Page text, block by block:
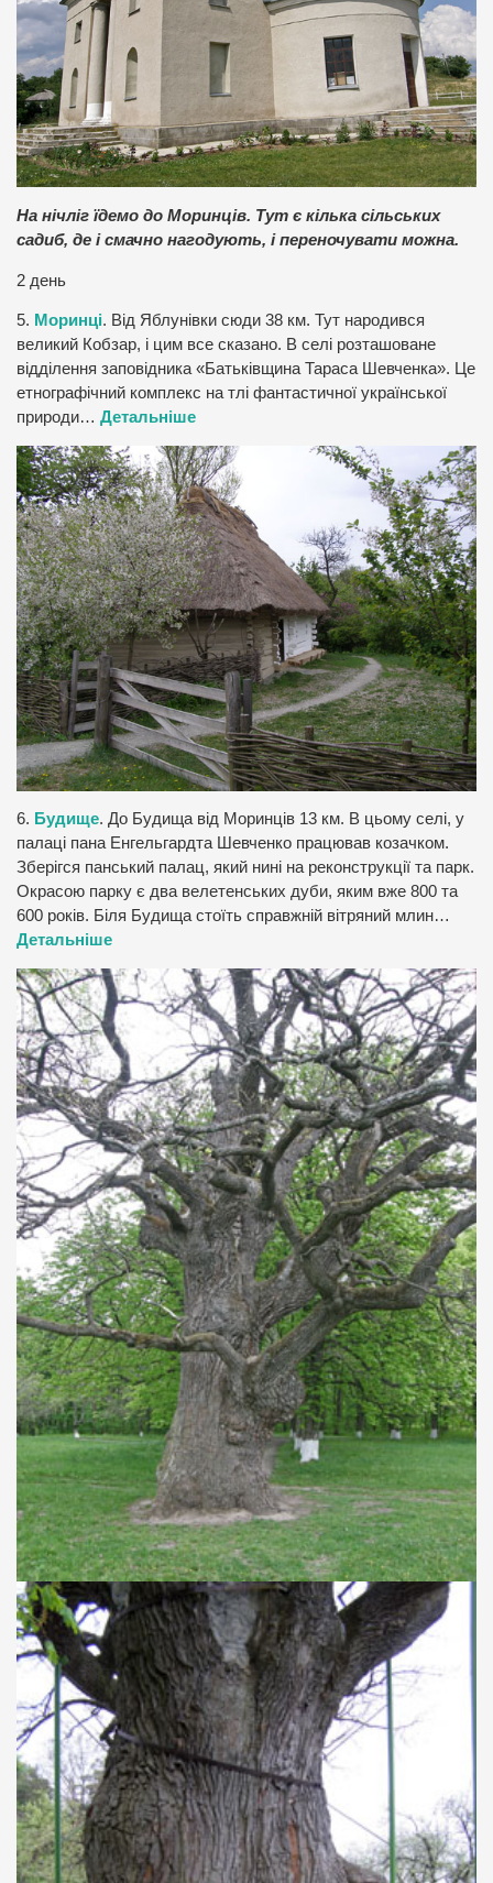
На нічліг їдемо до Моринців. Тут є кілька сільських
садиб, де і смачно нагодують, і переночувати можна.
2 день
5. Моринці. Від Яблунівки сюди 38 км. Тут народився
великий Кобзар, і цим все сказано. В селі розташоване
відділення заповідника «Батьківщина Тараса Шевченка». Це
етнографічний комплекс на тлі фантастичної української
природи… Детальніше
6. Будище. До Будища від Моринців 13 км. В цьому селі, у
палаці пана Енгельгардта Шевченко працював козачком.
Зберігся панський палац, який нині на реконструкції та парк.
Окрасою парку є два велетенських дуби, яким вже 800 та
600 років. Біля Будища стоїть справжній вітряний млин…
Детальніше